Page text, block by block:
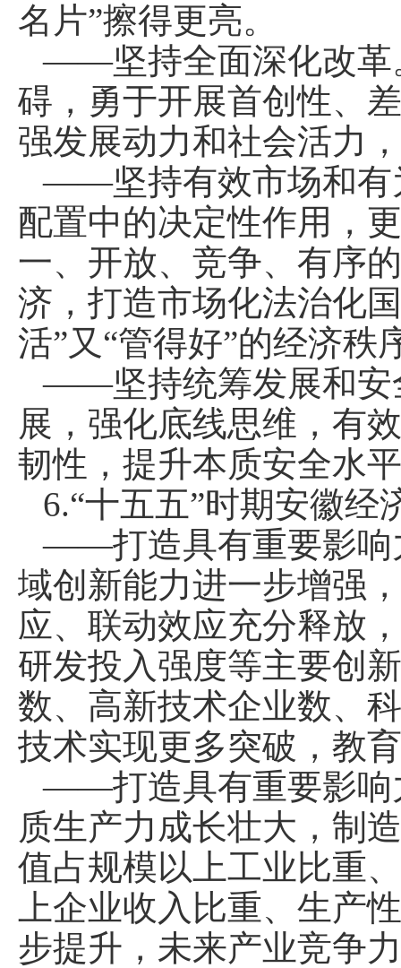
名片”擦得更亮。
——坚持全面深化改革
碍，勇于开展首创性、
强发展动力和社会活力
——坚持有效市场和有
配置中的决定性作用，
一、开放、竞争、有序
济，打造市场化法治化
活”又“管得好”的经济秩
——坚持统筹发展和安
展，强化底线思维，有
韧性，提升本质安全水
6.“十五五”时期安徽经
——打造具有重要影响
域创新能力进一步增强
应、联动效应充分释放
研发投入强度等主要创
数、高新技术企业数、
技术实现更多突破，教
——打造具有重要影响
质生产力成长壮大，制
值占规模以上工业比重
上企业收入比重、生产
步提升，未来产业竞争